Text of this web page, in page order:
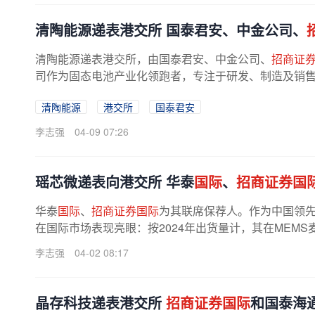
清陶能源递表港交所 国泰君安、中金公司、
清陶能源递表港交所，由国泰君安、中金公司、 招商证
司作为固态电池产业化领跑者，专注于研发、制造及销
清陶能源 港交所
国泰君安
李志强
04-09 07:26
瑶芯微递表向港交所 华泰国际、 招商证券国
华泰国际、 招商证券国际为其联席保荐人。作为中国领
在国际市场表现亮眼：按2024年出货量计，其在
一，全球市场占有率达16.8%。瑶芯微是...
李志强 04-02 08:17
晶存科技递表港交所 招商证券国际和国泰海